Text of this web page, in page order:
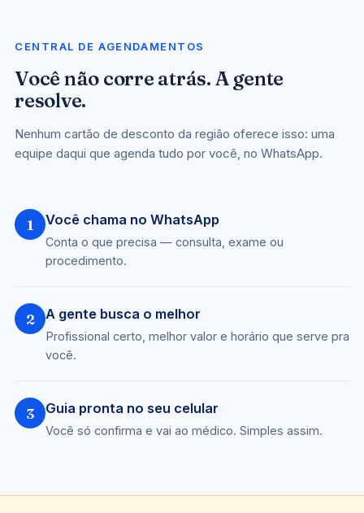
CENTRAL DE AGENDAMENTOS
Você não corre atrás. A gente
resolve.
Nenhum cartão de desconto da região oferece isso: uma
equipe daqui que agenda tudo por você, no WhatsApp.
1 Você chama no WhatsApp
Conta o que precisa — consulta, exame ou
procedimento.
2 A gente busca o melhor
Profissional certo, melhor valor e horário que serve pra
você.
3 Guia pronta no seu celular
Você só confirma e vai ao médico. Simples assim.